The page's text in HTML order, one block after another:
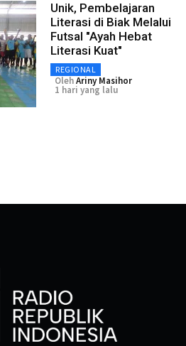
Unik, Pembelajaran
Literasi di Biak Melalui
Futsal "Ayah Hebat
Literasi Kuat"
REGIONAL
OlehAriny Masihor
1 hari yang lalu